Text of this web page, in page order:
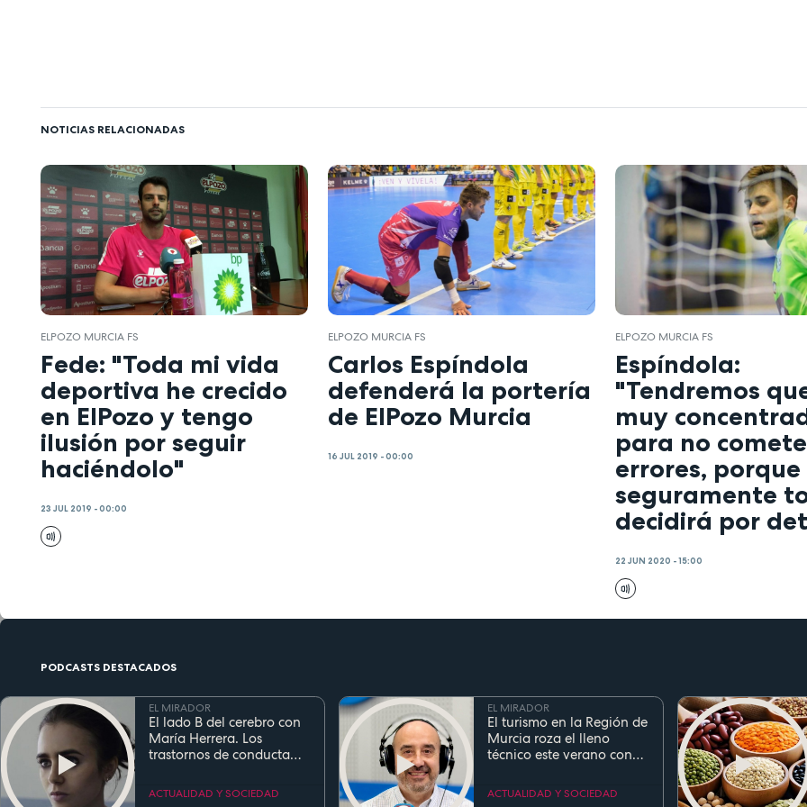
NOTICIAS RELACIONADAS
ELPOZO MURCIA FS
Fede: "Toda mi vida
deportiva he crecido
en ElPozo y tengo
ilusión por seguir
haciéndolo"
23 JUL 2019 - 00:00
ELPOZO MURCIA FS
Carlos Espíndola
defenderá la portería
de ElPozo Murcia
16 JUL 2019 - 00:00
ELPOZO MURCIA FS
Espíndola:
"Tendremos
muy
para no
errores, porque
seguramente
decidirá por
22 JUN 2020 - 15:00
PODCASTS DESTACADOS
EL MIRADOR
El lado B del cerebro con
María Herrera. Los
trastornos de conducta
ACTUALIDAD Y SOCIEDAD
EL MIRADOR
El turismo en la Región de
Murcia roza el lleno
técnico este verano con
90%
ACTUALIDAD Y SOCIEDAD